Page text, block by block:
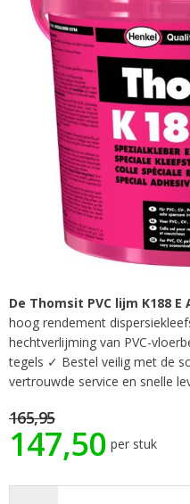
afbeeldingen-
gallerij
Ga
naar
het
begin
van
afbeeldingen-
gallerij
De Thomsit PVC lijm K188
hoog rendement
hechtverlijming van PVC-
tegels ✓ Bestel veilig met de
vertrouwde service en snelle
165,95
147,50 per stuk